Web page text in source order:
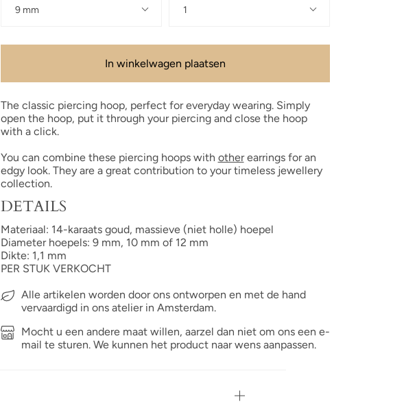
9 mm 1
In winkelwagen plaatsen
The classic piercing hoop, perfect for everyday wearing. Simply
open the hoop, put it through your piercing and close the hoop
with a click.
You can combine these piercing hoops with otherearrings for an
edgy look. They are a great contribution to your timeless jewellery
collection.
DETAILS
Materiaal: 14-karaats goud, massieve (niet holle) hoepel
Diameter hoepels: 9 mm, 10 mm of 12 mm
Dikte: 1,1 mm
PER STUK VERKOCHT
Alle artikelen worden door ons ontworpen en met de hand
vervaardigd in ons atelier in Amsterdam.
Mocht u een andere maat willen, aarzel dan niet om ons een e-
mail te sturen. We kunnen het product naar wens aanpassen.